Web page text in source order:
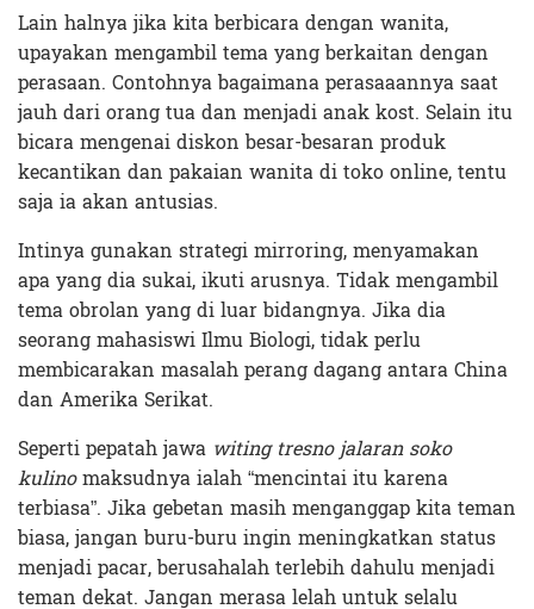
Lain halnya jika kita berbicara dengan wanita,
upayakan mengambil tema yang berkaitan dengan
perasaan. Contohnya bagaimana perasaaannya saat
jauh dari orang tua dan menjadi anak kost. Selain itu
bicara mengenai diskon besar-besaran produk
kecantikan dan pakaian wanita di toko online, tentu
saja ia akan antusias.
Intinya gunakan strategi mirroring, menyamakan
apa yang dia sukai, ikuti arusnya. Tidak mengambil
tema obrolan yang di luar bidangnya. Jika dia
seorang mahasiswi Ilmu Biologi, tidak perlu
membicarakan masalah perang dagang antara China
dan Amerika Serikat.
Seperti pepatah jawa witing tresno jalaran soko
kulinomaksudnya ialah “mencintai itu karena
terbiasa”. Jika gebetan masih menganggap kita teman
biasa, jangan buru-buru ingin meningkatkan status
menjadi pacar, berusahalah terlebih dahulu menjadi
teman dekat. Jangan merasa lelah untuk selalu